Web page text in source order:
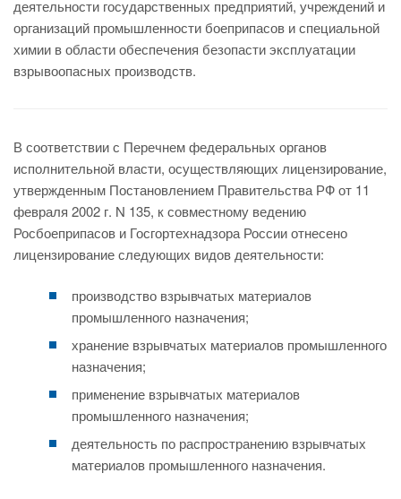
деятельности государственных предприятий, учреждений и
организаций промышленности боеприпасов и специальной
химии в области обеспечения безопасти эксплуатации
взрывоопасных производств.
В соответствии с Перечнем федеральных органов
исполнительной власти, осуществляющих лицензирование,
утвержденным Постановлением Правительства РФ от 11
февраля 2002 г. N 135, к совместному ведению
Росбоеприпасов и Госгортехнадзора России отнесено
лицензирование следующих видов деятельности:
производство взрывчатых материалов
промышленного назначения;
хранение взрывчатых материалов промышленного
назначения;
применение взрывчатых материалов
промышленного назначения;
деятельность по распространению взрывчатых
материалов промышленного назначения.